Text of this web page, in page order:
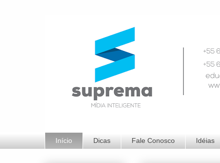
Início Dicas Fale Conosco Idéias